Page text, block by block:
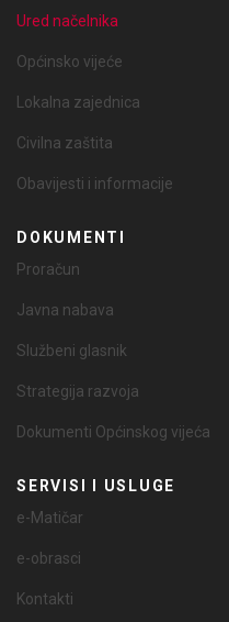
Ured načelnika
Općinsko vijeće
Lokalna zajednica
Civilna zaštita
Obavijesti i informacije
DOKUMENTI
Proračun
Javna nabava
Službeni glasnik
Strategija razvoja
Dokumenti Općinskog vijeća
SERVISI I USLUGE
e-Matičar
e-obrasci
Kontakti